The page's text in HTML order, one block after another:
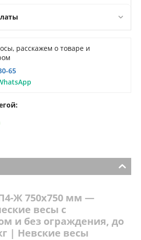
расскажем о товаре и
65
Ж 750х750 мм —
весы с
и без ограждения, до
| Невские весы